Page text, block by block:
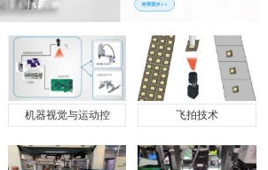
机器视觉与运动控 飞拍技术